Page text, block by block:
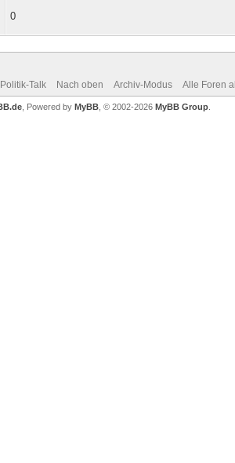
0
Politik-Talk Nach oben Archiv-Modus Alle Foren
, Powered by MyBB , © 2002-2026 MyBB Group